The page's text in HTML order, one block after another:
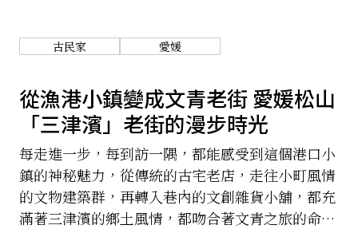
古民家 愛媛
從漁港小鎮變成文青老街 愛媛松山
「三津濱」老街的漫步時光
每走進一步，每到訪一隅，都能感受到這個港口小
鎮的神秘魅力，從傳統的古宅老店，走往小町風情
的文物建築群，再轉入巷內的文創雜貨小舖，都充
滿著三津濱的鄉土風情，都吻合著文青之旅的命